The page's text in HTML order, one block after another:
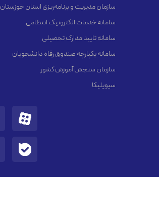
سازمان مدیریت و برنامه‌ریزی استان خوزستان
سامانه خدمات الکترونیک انتظامی
سامانه تایید مدارک تحصیلی
سامانه یکپارچه صندوق رفاه دانشجویان
سازمان سنجش آموزش کشور
سیویلیکا